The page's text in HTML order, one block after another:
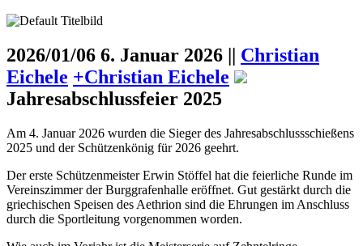
2026/01/06 6. Januar 2026 || Christian
Eichele +Christian Eichele
Jahresabschlussfeier 2025
Am 4. Januar 2026 wurden die Sieger des Jahresabschlussschießens
2025 und der Schützenkönig für 2026 geehrt.
Der erste Schützenmeister Erwin Stöffel hat die feierliche Runde im
Vereinszimmer der Burggrafenhalle eröffnet. Gut gestärkt durch die
griechischen Speisen des Aethrion sind die Ehrungen im Anschluss
durch die Sportleitung vorgenommen worden.